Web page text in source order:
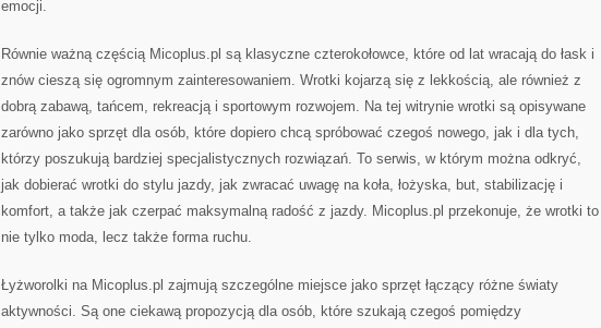
emocji.
Równie ważną częścią Micoplus.pl są klasyczne czterokołowce, które od lat wracają do łask i
znów cieszą się ogromnym zainteresowaniem. Wrotki kojarzą się z lekkością, ale również z
dobrą zabawą, tańcem, rekreacją i sportowym rozwojem. Na tej witrynie wrotki są opisywane
zarówno jako sprzęt dla osób, które dopiero chcą spróbować czegoś nowego, jak i dla tych,
którzy poszukują bardziej specjalistycznych rozwiązań. To serwis, w którym można odkryć,
jak dobierać wrotki do stylu jazdy, jak zwracać uwagę na koła, łożyska, but, stabilizację i
komfort, a także jak czerpać maksymalną radość z jazdy. Micoplus.pl przekonuje, że wrotki to
nie tylko moda, lecz także forma ruchu.
Łyżworolki na Micoplus.pl zajmują szczególne miejsce jako sprzęt łączący różne światy
aktywności. Są one ciekawą propozycją dla osób, które szukają czegoś pomiędzy